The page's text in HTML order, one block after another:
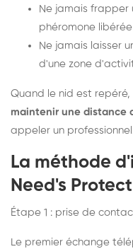
Ne jamais frapper
phéromone
Ne jamais laisser
d'une zone
Quand le nid est
maintenir une distance
appeler un
La méthode
Need's Protect
Étape 1 : prise de
Le premier échange